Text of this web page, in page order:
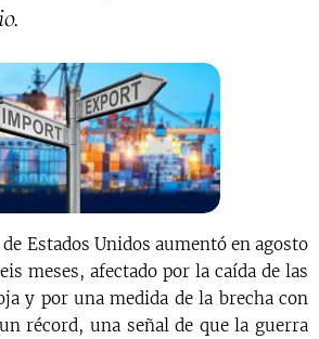
Estados Unidos aumentó en agosto
meses, afectado por la caída de las
y por una medida de la brecha con
récord, una señal de que la guerra